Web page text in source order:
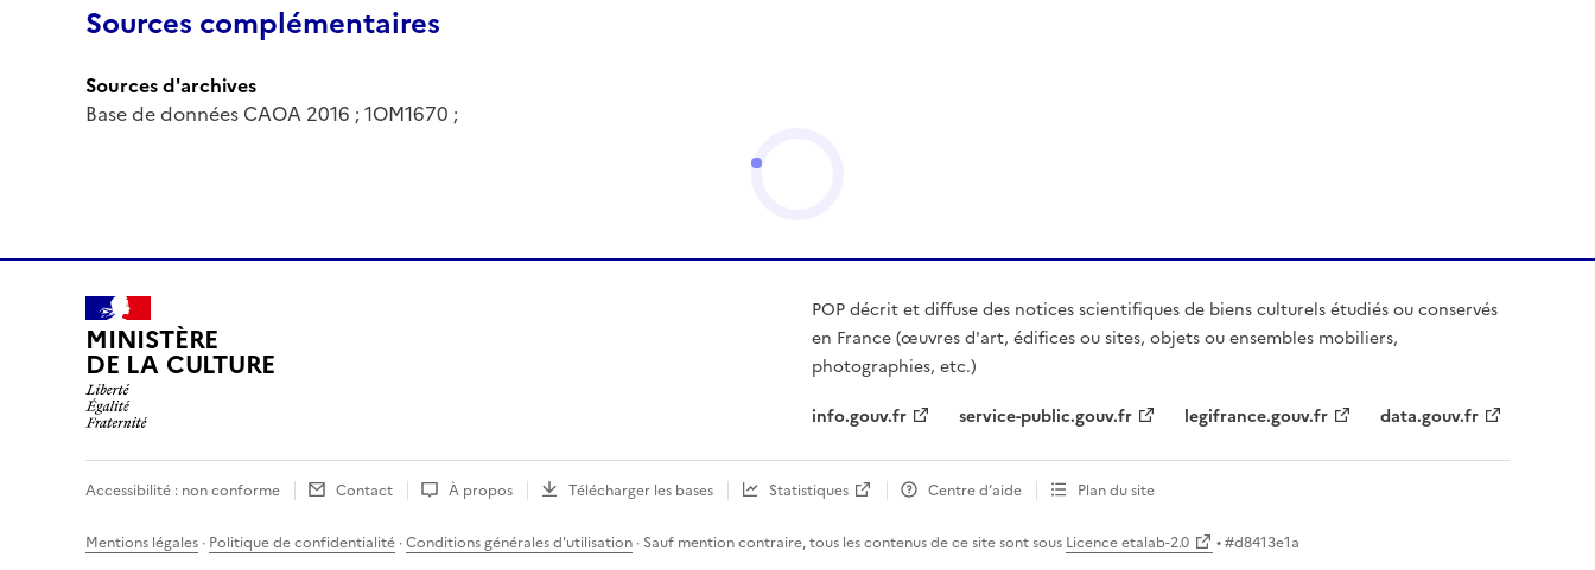
Sources complémentaires
Sources d'archives
Base de données CAOA 2016 ; 1OM1670 ;
MINISTÈRE
DE LA CULTURE
POP décrit et diffuse des notices scientifiques de biens culturels étudiés ou conservés
en France (œuvres d'art, édifices ou sites, objets ou ensembles mobiliers,
photographies, etc.)
info.gouv.fr
service-public.gouv.fr legifrance.gouv.fr data.gouv.fr
Accessibilité : non conforme Contact À propos Télécharger les bases Statistiques Centre d’aide Plan du site
Mentions légales · Politique de confidentialité ·Conditions générales d'utilisation · Sauf mention contraire, tous les contenus de ce site sont sous Licence etalab-2.0 • #d8413e1a